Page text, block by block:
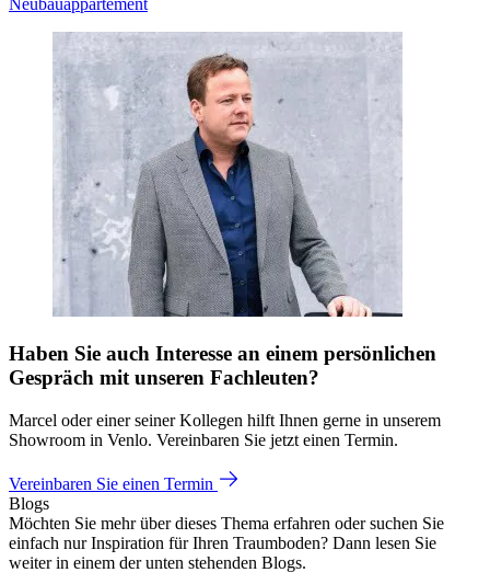
Neubauappartement
Haben Sie auch Interesse an einem persönlichen
Gespräch mit unseren Fachleuten?
Marcel oder einer seiner Kollegen hilft Ihnen gerne in unserem
Showroom in Venlo. Vereinbaren Sie jetzt einen Termin.
Vereinbaren Sie einen Termin
Blogs
Möchten Sie mehr über dieses Thema erfahren oder suchen Sie
einfach nur Inspiration für Ihren Traumboden? Dann lesen Sie
weiter in einem der unten stehenden Blogs.